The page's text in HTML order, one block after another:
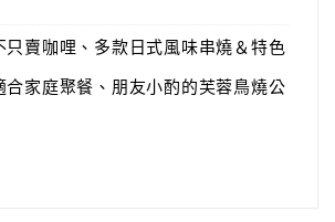
只賣咖哩、多款日式風味串燒＆特色
合家庭聚餐、朋友小酌的芙蓉鳥燒公